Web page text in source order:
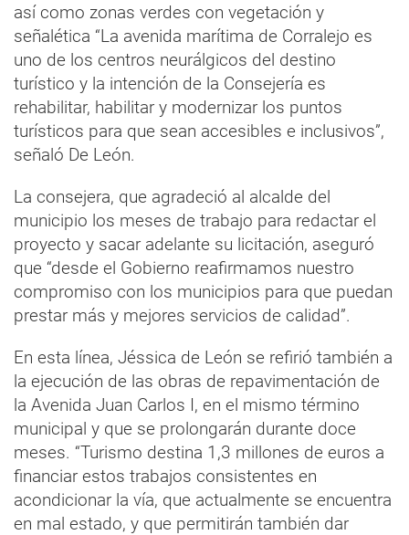
así como zonas verdes con vegetación y
señalética “La avenida marítima de Corralejo es
uno de los centros neurálgicos del destino
turístico y la intención de la Consejería es
rehabilitar, habilitar y modernizar los puntos
turísticos para que sean accesibles e inclusivos”,
señaló De León.
La consejera, que agradeció al alcalde del
municipio los meses de trabajo para redactar el
proyecto y sacar adelante su licitación, aseguró
que “desde el Gobierno reafirmamos nuestro
compromiso con los municipios para que puedan
prestar más y mejores servicios de calidad”.
En esta línea, Jéssica de León se refirió también a
la ejecución de las obras de repavimentación de
la Avenida Juan Carlos I, en el mismo término
municipal y que se prolongarán durante doce
meses. “Turismo destina 1,3 millones de euros a
financiar estos trabajos consistentes en
acondicionar la vía, que actualmente se encuentra
en mal estado, y que permitirán también dar